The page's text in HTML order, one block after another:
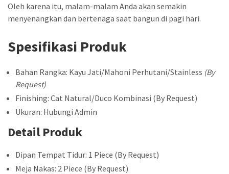
Oleh karena itu, malam-malam Anda akan semakin
menyenangkan dan bertenaga saat bangun di pagi hari.
Spesifikasi Produk
Bahan Rangka: Kayu Jati/Mahoni Perhutani/Stainless (By
Request)
Finishing: Cat Natural/Duco Kombinasi (By Request)
Ukuran: Hubungi Admin
Detail Produk
Dipan Tempat Tidur: 1 Piece (By Request)
Meja Nakas: 2 Piece (By Request)